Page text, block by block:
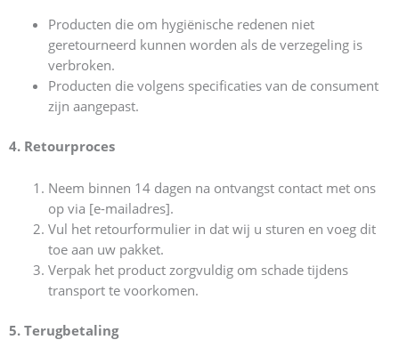
Producten die om hygiënische redenen niet
geretourneerd kunnen worden als de verzegeling is
verbroken.
Producten die volgens specificaties van de consument
zijn aangepast.
4. Retourproces
Neem binnen 14 dagen na ontvangst contact met ons
op via [e-mailadres].
Vul het retourformulier in dat wij u sturen en voeg dit
toe aan uw pakket.
Verpak het product zorgvuldig om schade tijdens
transport te voorkomen.
5. Terugbetaling